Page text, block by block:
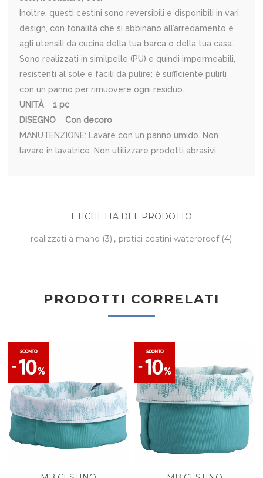
Inoltre, questi cestini sono reversibili e disponibili in vari
design, con tonalità che si abbinano all’arredamento e
agli utensili da cucina della tua barca o della tua casa.
Sono realizzati in similpelle (PU) e quindi impermeabili,
resistenti al sole e facili da pulire: è sufficiente pulirli
con un panno per rimuovere ogni residuo.
UNITÀ 1 pc
DISEGNO Con decoro
MANUTENZIONE: Lavare con un panno umido. Non
lavare in lavatrice. Non utilizzare prodotti abrasivi.
ETICHETTA DEL PRODOTTO
realizzati a mano (3) , pratici cestini waterproof (4)
PRODOTTI CORRELATI